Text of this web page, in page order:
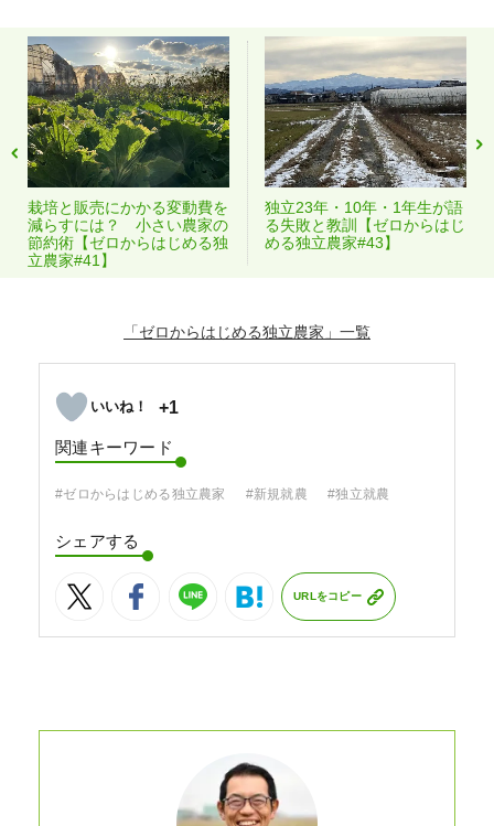
栽培と販売にかかる変動費を
減らすには？ 小さい農家の
節約術【ゼロからはじめる独
立農家#41】
独立23年・10年・1年生が語
る失敗と教訓【ゼロからはじ
める独立農家#43】
「ゼロからはじめる独立農家」
+1
関連キーワード
#ゼロからはじめる独立農家 #新規就農 #独立就農
シェアする
URLをコピー